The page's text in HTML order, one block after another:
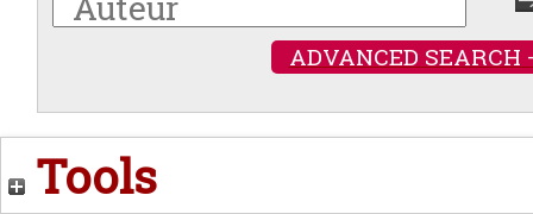
ADVANCED SEARCH
Tools